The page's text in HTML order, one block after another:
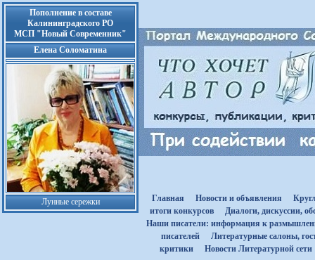
Пополнение в составе
Калининградского РО
МСП "Новый Современник"
Елена Соломатина
Лунные сережки Главная Новости и объявления
итоги конкурсов
Диалоги, дискуссии,
Наши писатели: информация к
писателей
Литературные салоны,
критики
Новости Литературной сети